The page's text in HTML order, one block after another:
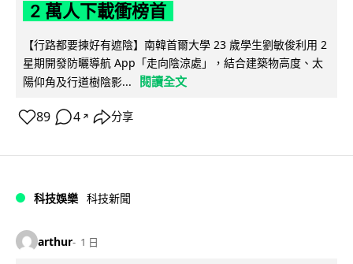
2 萬人下載衝榜首
【行路都要揀好有遮陰】南韓首爾大學 23 歲學生劉敏俊利用 2
星期開發防曬導航 App「走向陰涼處」，結合建築物高度、太
陽仰角及行道樹陰影...
閱讀全文
89 4 ↗ 分享
科技娛樂 科技新聞
arthur 1 日